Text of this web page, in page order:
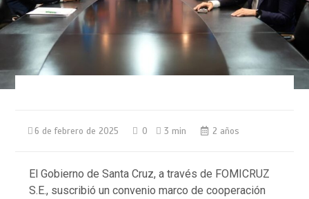
6 de febrero de 2025 0 3 min 2 años
El Gobierno de Santa Cruz, a través de FOMICRUZ
S.E., suscribió un convenio marco de cooperación